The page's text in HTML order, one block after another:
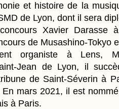
et histoire de la
de Lyon, dont il sera
Xavier Darasse
de Musashino-Tokyo
organiste à Lens,
Jean de Lyon, il
de Saint-Séverin à
mars 2021, il est
à Paris.